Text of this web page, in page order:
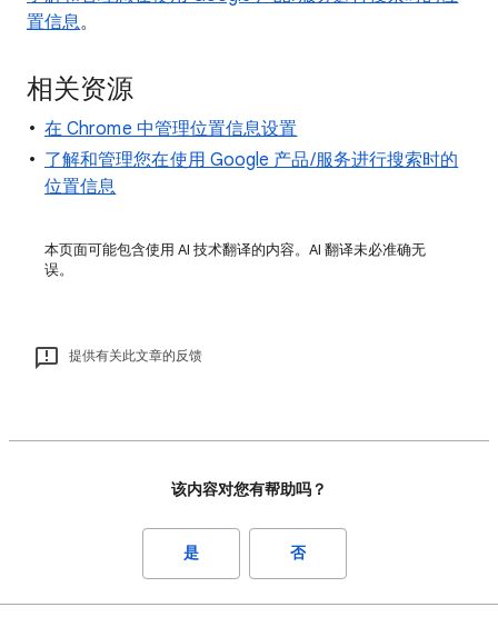
置信息。
相关资源
在 Chrome 中管理位置信息设置
了解和管理您在使用 Google 产品/服务进行搜索时的
位置信息
本页面可能包含使用 AI 技术翻译的内容。AI 翻译未必准确无
误。
提供有关此文章的反馈
该内容对您有帮助吗？
是 否